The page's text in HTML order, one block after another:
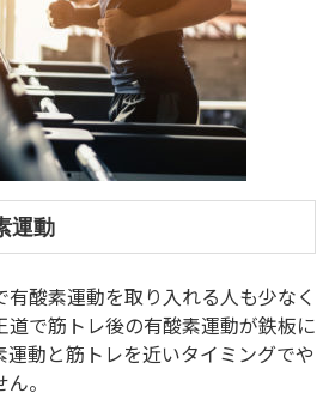
運動
酸素運動を取り入れる人も少なく
道で筋トレ後の有酸素運動が鉄板に
動と筋トレを近いタイミングでや
。